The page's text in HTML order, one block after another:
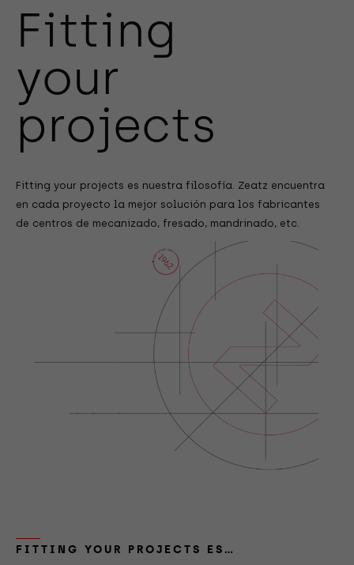
Fitting
your
projects
Fitting your projects es nuestra filosofía. Zeatz encuentra
en cada proyecto la mejor solución para los fabricantes
de centros de mecanizado, fresado, mandrinado, etc.
FITTING YOUR PROJECTS ES…